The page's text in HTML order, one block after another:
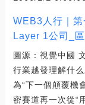
WEB3人行｜
Layer 1公司_
圖源：視覺中國
行業越發理解什
為“下一個顛覆機
密賽道再一次從“